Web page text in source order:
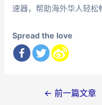
速器，帮助海外华人轻松
Spread the love
← 前一篇文章